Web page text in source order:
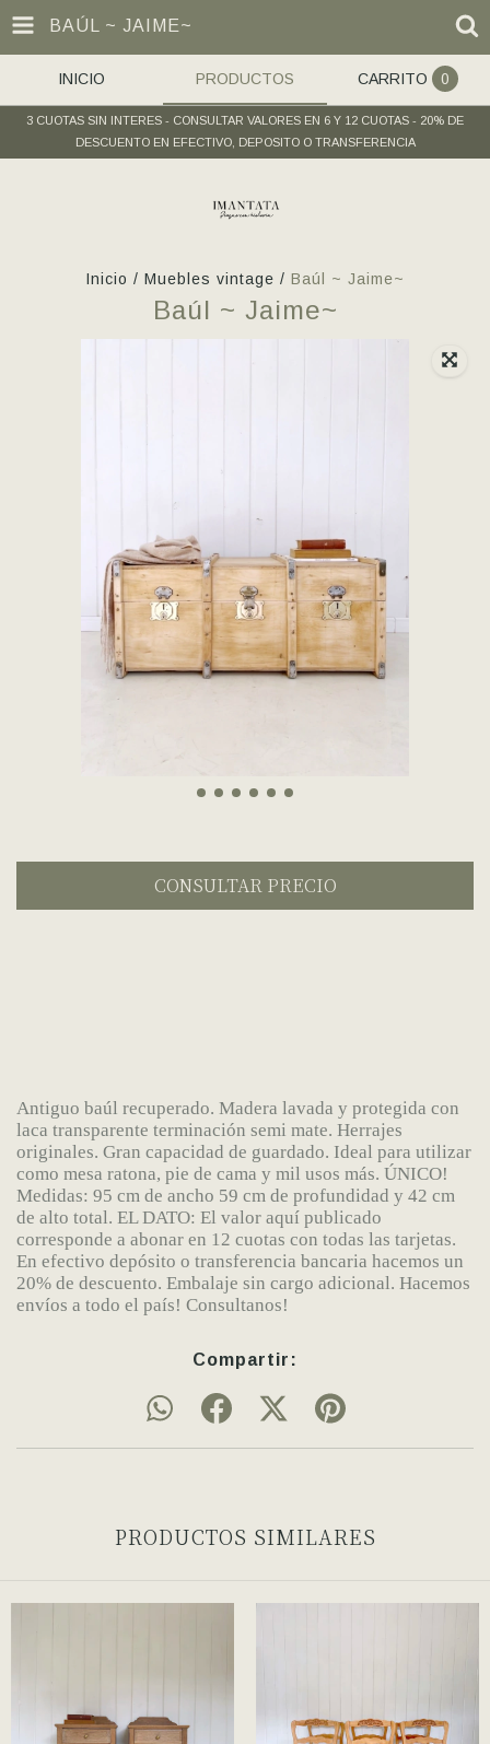
BAÚL ~ JAIME~
INICIO PRODUCTOS CARRITO 0
3 CUOTAS SIN INTERES - CONSULTAR VALORES EN 6 Y 12 CUOTAS - 20% DE
DESCUENTO EN EFECTIVO, DEPOSITO O TRANSFERENCIA
Inicio / Muebles vintage / Baúl ~ Jaime~
Baúl ~ Jaime~
Antiguo baúl recuperado. Madera lavada y protegida con
laca transparente terminación semi mate. Herrajes
originales. Gran capacidad de guardado. Ideal para utilizar
como mesa ratona, pie de cama y mil usos más. ÚNICO!
Medidas: 95 cm de ancho 59 cm de profundidad y 42 cm
de alto total. EL DATO: El valor aquí publicado
corresponde a abonar en 12 cuotas con todas las tarjetas.
En efectivo depósito o transferencia bancaria hacemos un
20% de descuento. Embalaje sin cargo adicional. Hacemos
envíos a todo el país! Consultanos!
Compartir:
PRODUCTOS SIMILARES